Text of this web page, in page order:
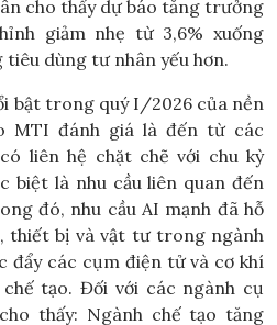
cho thấy dự báo tăng trưởng
giảm nhẹ từ 3,6% xuống
tiêu dùng tư nhân yếu hơn.
bật trong quý I/2026 của nền
MTI đánh giá là đến từ các
liên hệ chặt chẽ với chu kỳ
biệt là nhu cầu liên quan đến
đó, nhu cầu AI mạnh đã hỗ
thiết bị và vật tư trong ngành
đẩy các cụm điện tử và cơ khí
tạo. Đối với các ngành cụ
thấy: Ngành chế tạo tăng